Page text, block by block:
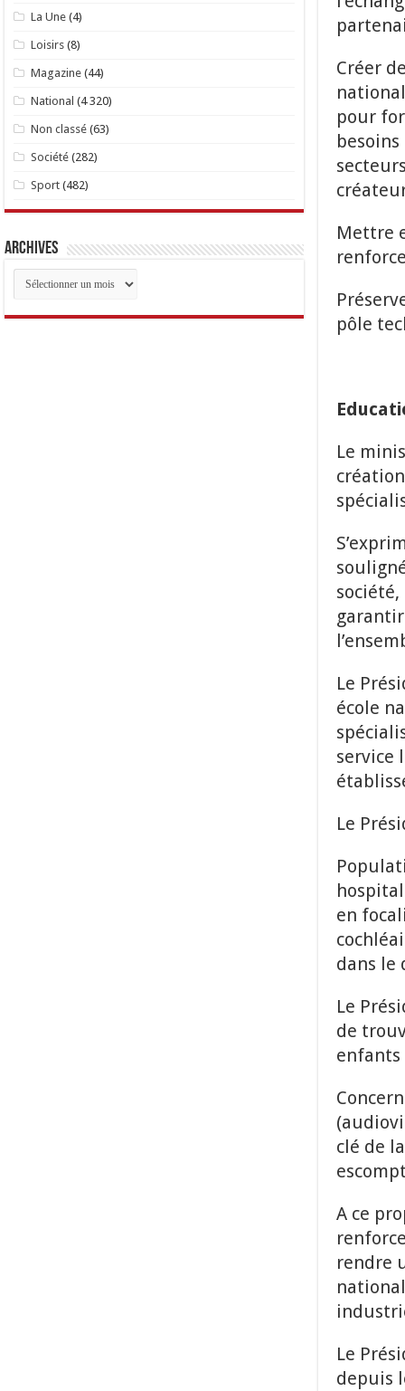
Créer
pour
Mettre
pôle
Le
Le
école
service
Le
en
dans le
Le
de
clé de
A ce
rendre
Le
depuis
La Une (4)
Loisirs (8)
Magazine (44)
National (4 320)
Non classé (63)
Société (282)
Sport (482)
Archives
Archives